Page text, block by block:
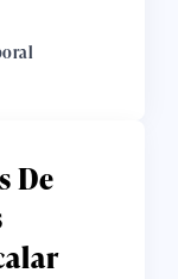
De